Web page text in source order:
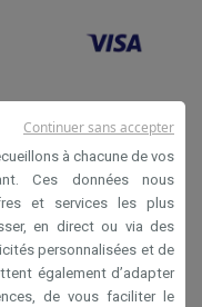
vente
à chacune de vos
Ces données nous
et services les plus
en direct ou via des
personnalisées et de
également d’adapter
de vous faciliter le
Continuer sans accepter